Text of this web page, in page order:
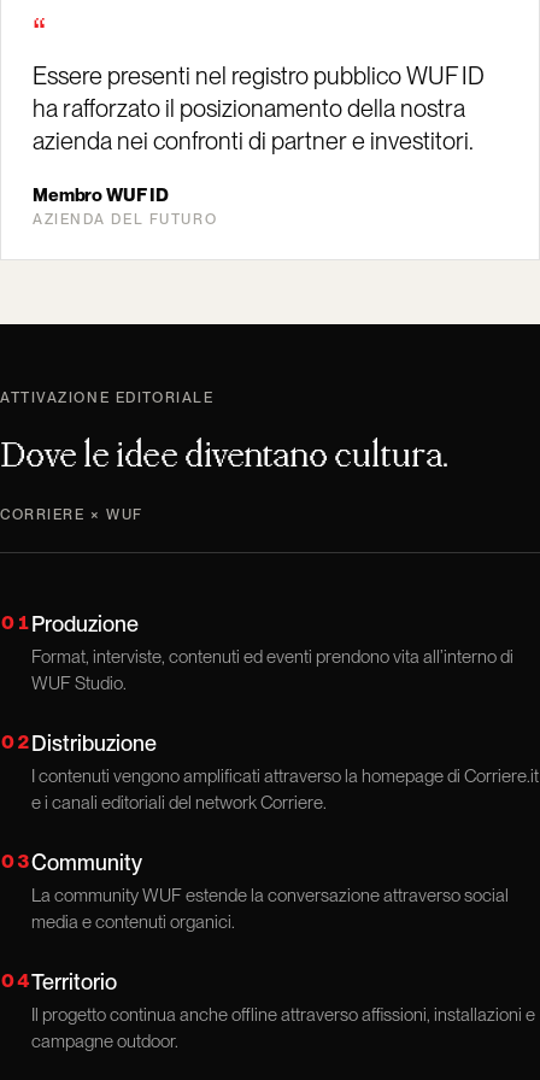
“
Essere presenti nel registro pubblico WUF ID
ha rafforzato il posizionamento della nostra
azienda nei confronti di partner e investitori.
Membro WUF ID
AZIENDA DEL FUTURO
ATTIVAZIONE EDITORIALE
Dove le idee diventano cultura.
CORRIERE × WUF
01Produzione
Format, interviste, contenuti ed eventi prendono vita all’interno di
WUF Studio.
02Distribuzione
I contenuti vengono amplificati attraverso la homepage di Corriere.it
e i canali editoriali del network Corriere.
03Community
La community WUF estende la conversazione attraverso social
media e contenuti organici.
04Territorio
Il progetto continua anche offline attraverso affissioni, installazioni e
campagne outdoor.